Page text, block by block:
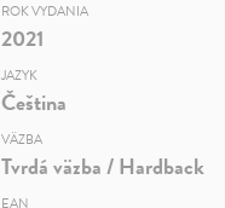
ROK VYDANIA
2021
JAZYK
Čeština
VÄZBA
Tvrdá väzba / Hardback
EAN